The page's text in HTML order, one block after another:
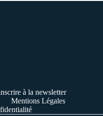
à la newsletter
Mentions Légales